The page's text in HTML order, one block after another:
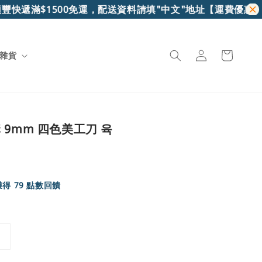
遞滿$1500免運，配送資料請填"中文"地址【運費優惠】
貨
9mm 四色美工刀 육
79 點數回饋